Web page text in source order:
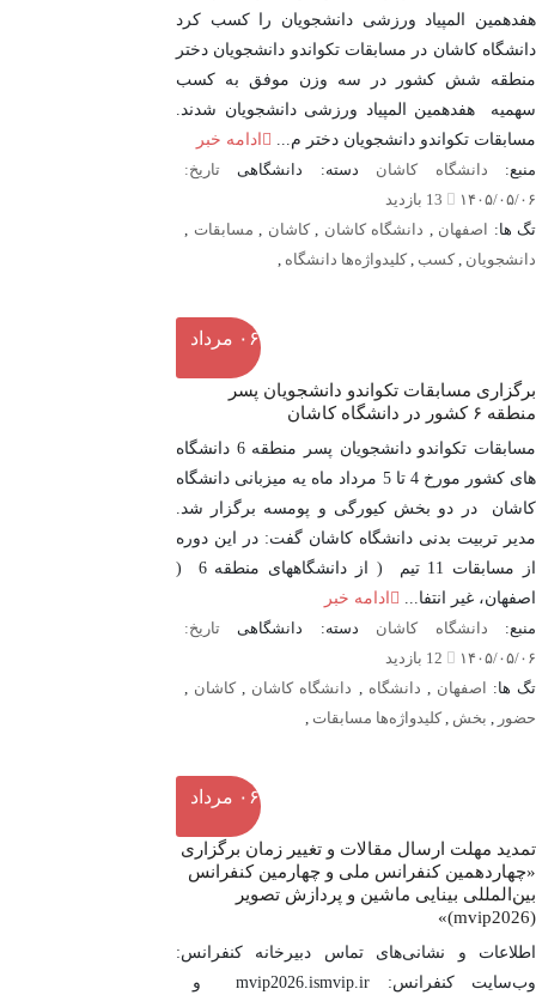
هفدهمین المپیاد ورزشی دانشجویان را کسب کرد
دانشگاه کاشان در مسابقات تکواندو دانشجویان دختر
منطقه شش کشور در سه وزن موفق به کسب
سهمیه هفدهمین المپیاد ورزشی دانشجویان شدند.
مسابقات تکواندو دانشجویان دختر م...
ادامه خبر
منبع: دانشگاه کاشان دسته: دانشگاهی تاریخ:
۱۴۰۵/۰۵/۰۶
تگ ها:
اصفهان , دانشگاه کاشان ,کاشان , مسابقات ,
دانشجویان ,کسب ,کلیدواژه‌ها دانشگاه ,
۰۶ مرداد
برگزاری مسابقات تکواندو دانشجویان پسر
منطقه ۶ کشور در دانشگاه کاشان
مسابقات تکواندو دانشجویان پسر منطقه 6 دانشگاه
های کشور مورخ 4 تا 5 مرداد ماه یه میزبانی دانشگاه
کاشان در دو بخش کیورگی و پومسه برگزار شد.
مدیر تربیت بدنی دانشگاه کاشان گفت: در این دوره
از مسابقات 11 تیم ( از دانشگاههای منطقه 6 (
اصفهان، غیر انتفا...
ادامه خبر
منبع: دانشگاه کاشان دسته: دانشگاهی تاریخ:
۱۴۰۵/۰۵/۰۶
تگ ها:
اصفهان , دانشگاه , دانشگاه کاشان ,کاشان ,
حضور , بخش ,کلیدواژه‌ها مسابقات ,
۰۶ مرداد
تمدید مهلت ارسال مقالات و تغییر زمان برگزاری
«چهاردهمین کنفرانس ملی و چهارمین کنفرانس
بین‌المللی بینایی ماشین و پردازش تصویر
(mvip2026)»
اطلاعات و نشانی‌های تماس دبیرخانه کنفرانس:
وب‌سایت کنفرانس: mvip2026.ismvip.ir و